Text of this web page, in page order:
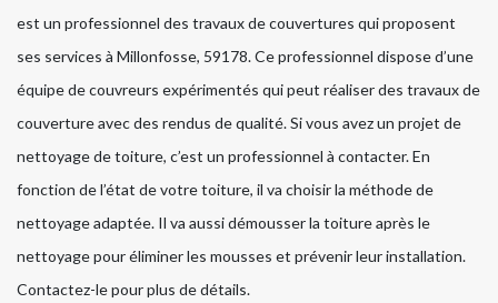
est un professionnel des travaux de couvertures qui proposent
ses services à Millonfosse, 59178. Ce professionnel dispose d’une
équipe de couvreurs expérimentés qui peut réaliser des travaux de
couverture avec des rendus de qualité. Si vous avez un projet de
nettoyage de toiture, c’est un professionnel à contacter. En
fonction de l’état de votre toiture, il va choisir la méthode de
nettoyage adaptée. Il va aussi démousser la toiture après le
nettoyage pour éliminer les mousses et prévenir leur installation.
Contactez-le pour plus de détails.